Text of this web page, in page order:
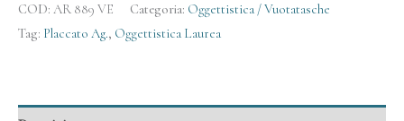
COD: AR 889 VE Categoria: Oggettistica / Vuotatasche
Tag: Placcato Ag., Oggettistica Laurea